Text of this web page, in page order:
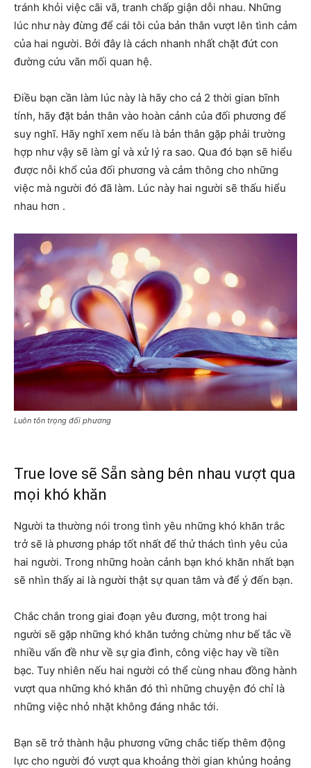
tránh khỏi việc cãi vã, tranh chấp giận dỗi nhau. Những
lúc như này đừng để cái tôi của bản thân vượt lên tình cảm
của hai người. Bởi đây là cách nhanh nhất chặt đứt con
đường cứu vãn mối quan hệ.
Điều bạn cần làm lúc này là hãy cho cả 2 thời gian bĩnh
tính, hãy đặt bản thân vào hoàn cảnh của đối phương để
suy nghĩ. Hãy nghĩ xem nếu là bản thân gặp phải trường
hợp như vậy sẽ làm gỉ và xử lý ra sao. Qua đó bạn sẽ hiểu
được nỗi khổ của đối phương và cảm thông cho những
việc mà người đó đã làm. Lúc này hai người sẽ thấu hiểu
nhau hơn .
Luôn tôn trọng đối phương
True love sẽ Sẵn sàng bên nhau vượt qua
mọi khó khăn
Người ta thường nói trong tình yêu những khó khăn trắc
trở sẽ là phương pháp tốt nhất để thử thách tình yêu của
hai người. Trong những hoàn cảnh bạn khó khăn nhất bạn
sẽ nhìn thấy ai là người thật sự quan tâm và để ý đến bạn.
Chắc chắn trong giai đoạn yêu đương, một trong hai
người sẽ gặp những khó khăn tưởng chừng như bế tắc về
nhiều vấn đề như về sự gia đình, công việc hay về tiền
bạc. Tuy nhiên nếu hai người có thể cùng nhau đồng hành
vượt qua những khó khăn đó thì những chuyện đó chỉ là
những việc nhỏ nhặt không đáng nhắc tới.
Bạn sẽ trở thành hậu phương vững chắc tiếp thêm động
lực cho người đó vượt qua khoảng thời gian khủng hoảng